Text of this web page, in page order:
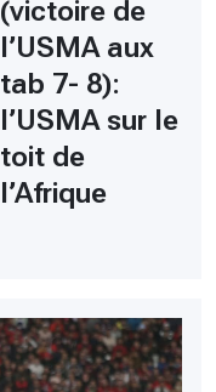
(victoire de
l’USMA aux
tab 7- 8):
l’USMA sur le
toit de
l’Afrique